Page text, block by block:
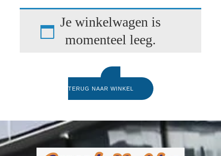
Je winkelwagen is
momenteel leeg.
TERUG NAAR WINKEL